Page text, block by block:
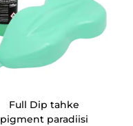
Full Dip tahke
pigment paradiisi